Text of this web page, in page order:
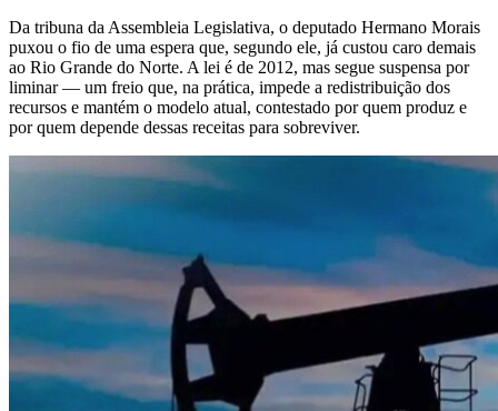
Da tribuna da Assembleia Legislativa, o deputado Hermano Morais
puxou o fio de uma espera que, segundo ele, já custou caro demais
ao Rio Grande do Norte. A lei é de 2012, mas segue suspensa por
liminar — um freio que, na prática, impede a redistribuição dos
recursos e mantém o modelo atual, contestado por quem produz e
por quem depende dessas receitas para sobreviver.